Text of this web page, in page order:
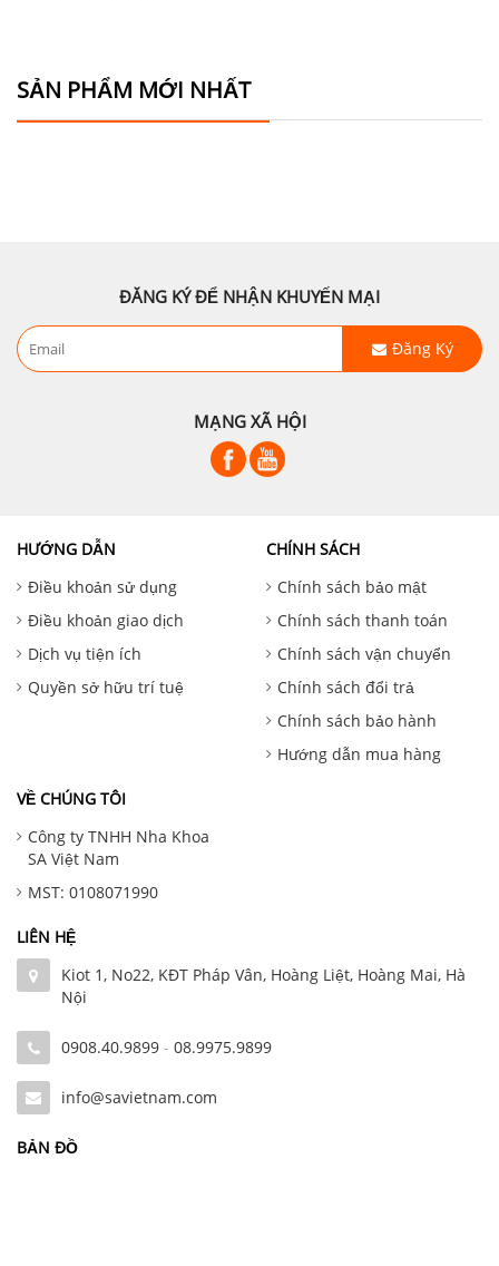
SẢN PHẨM MỚI NHẤT
ĐĂNG KÝ ĐỂ NHẬN KHUYẾN MẠI
Đăng Ký
MẠNG XÃ HỘI
HƯỚNG DẪN
Điều khoản sử dụng
Điều khoản giao dịch
Dịch vụ tiện ích
Quyền sở hữu trí tuệ
CHÍNH SÁCH
Chính sách bảo mật
Chính sách thanh toán
Chính sách vận chuyển
Chính sách đổi trả
Chính sách bảo hành
Hướng dẫn mua hàng
VỀ CHÚNG TÔI
Công ty TNHH Nha Khoa
SA Việt Nam
MST: 0108071990
LIÊN HỆ
Kiot 1, No22, KĐT Pháp Vân, Hoàng Liệt, Hoàng Mai, Hà
Nội
0908.40.9899 - 08.9975.9899
info@savietnam.com
BẢN ĐỒ